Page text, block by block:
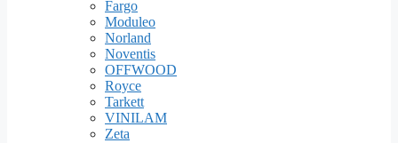
Fargo
Moduleo
Norland
Noventis
OFFWOOD
Royce
Tarkett
VINILAM
Zeta